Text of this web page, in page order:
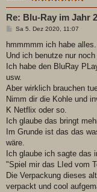
Re: Blu-Ray im Jahr
B
i
r
a
Sa 5. Dez 2020, 11:07
hmmmmm ich habe alles.
Und ich benutze nur
Ich habe den BluRay
usw.
Aber wirklich brauchen
Nimm dir die Kohle und
K Netflix oder so.
Ich glaube das bringt
Im Grunde ist das das
wäre.
Ich glaube ich sagte das
"Spiel mir das LIed vom
Die Verpackung dieses
verpackt und cool